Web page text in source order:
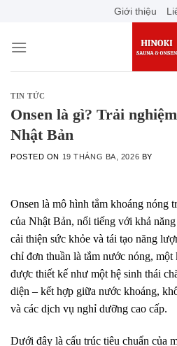
content
Giới thiệu
TIN TỨC
Onsen là gì? Trải
Nhật Bản
POSTED ON 19 THÁNG BA, 2026 BY
Onsen là mô hình tắm khoáng nóng
của Nhật Bản, nổi tiếng với khả
cải thiện sức khỏe và tái tạo năng
chỉ đơn thuần là tắm nước nóng, một
được thiết kế như một hệ sinh thái
diện – kết hợp giữa nước khoáng,
và các dịch vụ nghỉ dưỡng cao cấp.
Dưới đây là cấu trúc tiêu chuẩn của